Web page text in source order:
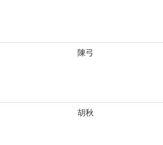
陳弓
胡秋